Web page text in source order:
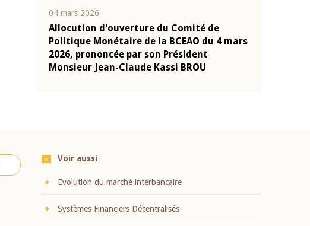
04 mars 2026
Allocution d'ouverture du Comité de
Politique Monétaire de la BCEAO du 4 mars
2026, prononcée par son Président
Monsieur Jean-Claude Kassi BROU
Voir aussi
Evolution du marché interbancaire
Systèmes Financiers Décentralisés